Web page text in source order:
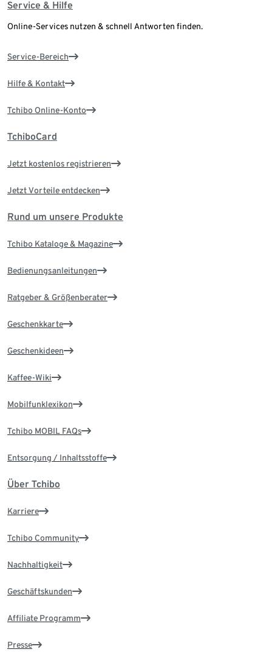
Service & Hilfe
Online-Services nutzen & schnell Antworten finden.
Service-Bereich
Hilfe & Kontakt
Tchibo Online-Konto
TchiboCard
Jetzt kostenlos registrieren
Jetzt Vorteile entdecken
Rund um unsere Produkte
Tchibo Kataloge & Magazine
Bedienungsanleitungen
Ratgeber & Größenberater
Geschenkkarte
Geschenkideen
Kaffee-Wiki
Mobilfunklexikon
Tchibo MOBIL FAQs
Entsorgung / Inhaltsstoffe
Über Tchibo
Karriere
Tchibo Community
Nachhaltigkeit
Geschäftskunden
Affiliate Programm
Presse